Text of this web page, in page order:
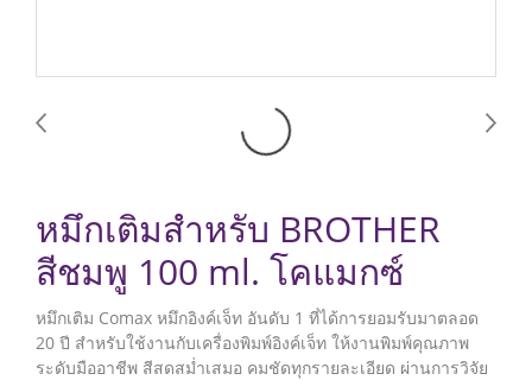
หมึกเติมสำหรับ BROTHER
สีชมพู 100 ml. โคแมกซ์
หมึกเติม Comax หมึกอิงค์เจ็ท อันดับ 1 ที่ได้การยอมรับมาตลอด
20 ปี สำหรับใช้งานกับเครื่องพิมพ์อิงค์เจ็ท ให้งานพิมพ์คุณภาพ
ระดับมืออาชีพ สีสดสม่ำเสมอ คมชัดทุกรายละเอียด ผ่านการวิจัย